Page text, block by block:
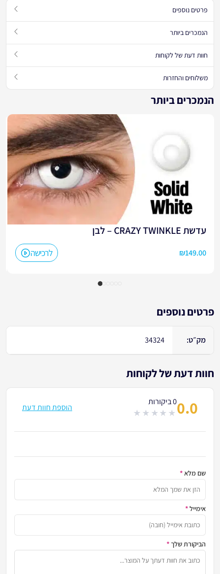
פרטים נוספים
הנמכרים ביותר
חוות דעת של לקוחות
משלוחים והחזרות
הנמכרים ביותר
עדשת CRAZY TWINKLE – לבן
לרכישה ₪149.00
פרטים נוספים
מק״ט: 34324
חוות דעת של לקוחות
0.00 ביקורות
of
הוספת חוות דעת
שם מלא*
אימייל*
הביקורת שלך*